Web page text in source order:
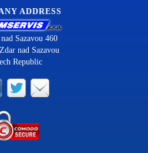
ADDRESS
Sazavou 460
nad Sazavou
Republic